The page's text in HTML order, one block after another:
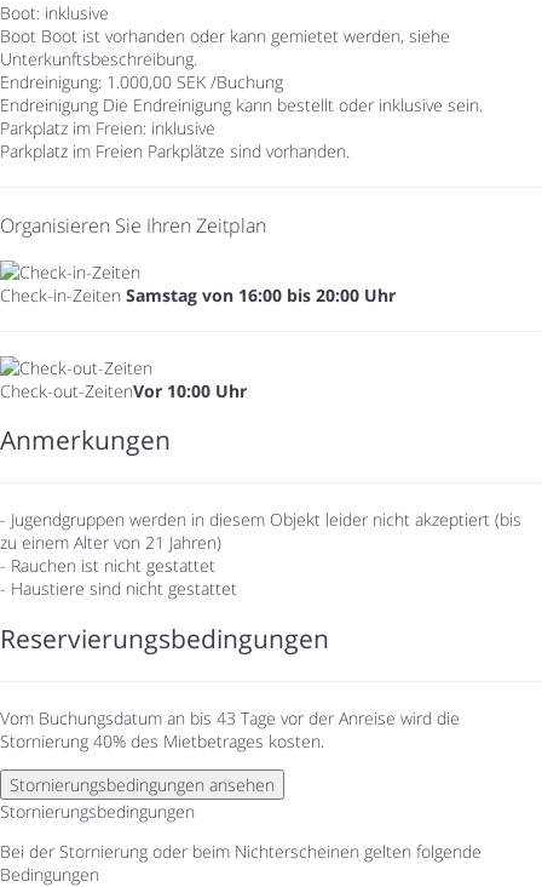
Boot: inklusive
Boot Boot ist vorhanden oder kann gemietet werden, siehe
Unterkunftsbeschreibung.
Endreinigung: 1.000,00 SEK /Buchung
Endreinigung Die Endreinigung kann bestellt oder inklusive sein.
Parkplatz im Freien: inklusive
Parkplatz im Freien Parkplätze sind vorhanden.
Organisieren Sie Ihren Zeitplan
Check-in-Zeiten Samstag von 16:00 bis 20:00 Uhr
Check-out-ZeitenVor 10:00 Uhr
Anmerkungen
- Jugendgruppen werden in diesem Objekt leider nicht akzeptiert (bis
zu einem Alter von 21 Jahren)
- Rauchen ist nicht gestattet
- Haustiere sind nicht gestattet
Reservierungsbedingungen
Vom Buchungsdatum an bis 43 Tage vor der Anreise wird die
Stornierung 40% des Mietbetrages kosten.
Stornierungsbedingungen ansehen
Stornierungsbedingungen
Bei der Stornierung oder beim Nichterscheinen gelten folgende
Bedingungen